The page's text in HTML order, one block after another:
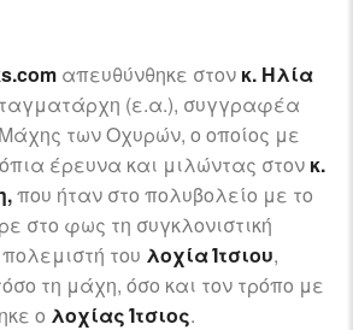
απευθύνθηκε στον κ. Ηλία
(ε.α.), συγγραφέα
των Οχυρών, ο οποίος με
έρευνα και μιλώντας στον κ.
που ήταν στο πολυβολείο με το
στο φως τη συγκλονιστική
του λοχία Ίτσιου,
τη μάχη, όσο και τον τρόπο με
ο λοχίας Ίτσιος.